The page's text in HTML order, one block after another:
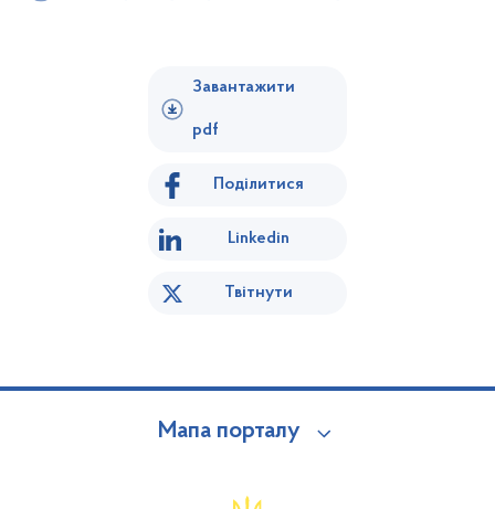
Завантажити
pdf
Поділитися
Linkedin
Твітнути
Мапа порталу